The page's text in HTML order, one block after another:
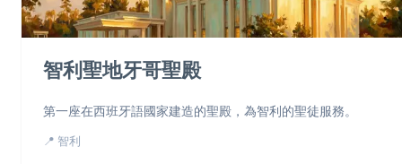
智利聖地牙哥聖殿
第一座在西班牙語國家建造的聖殿，為智利的聖徒服務。
📍 智利